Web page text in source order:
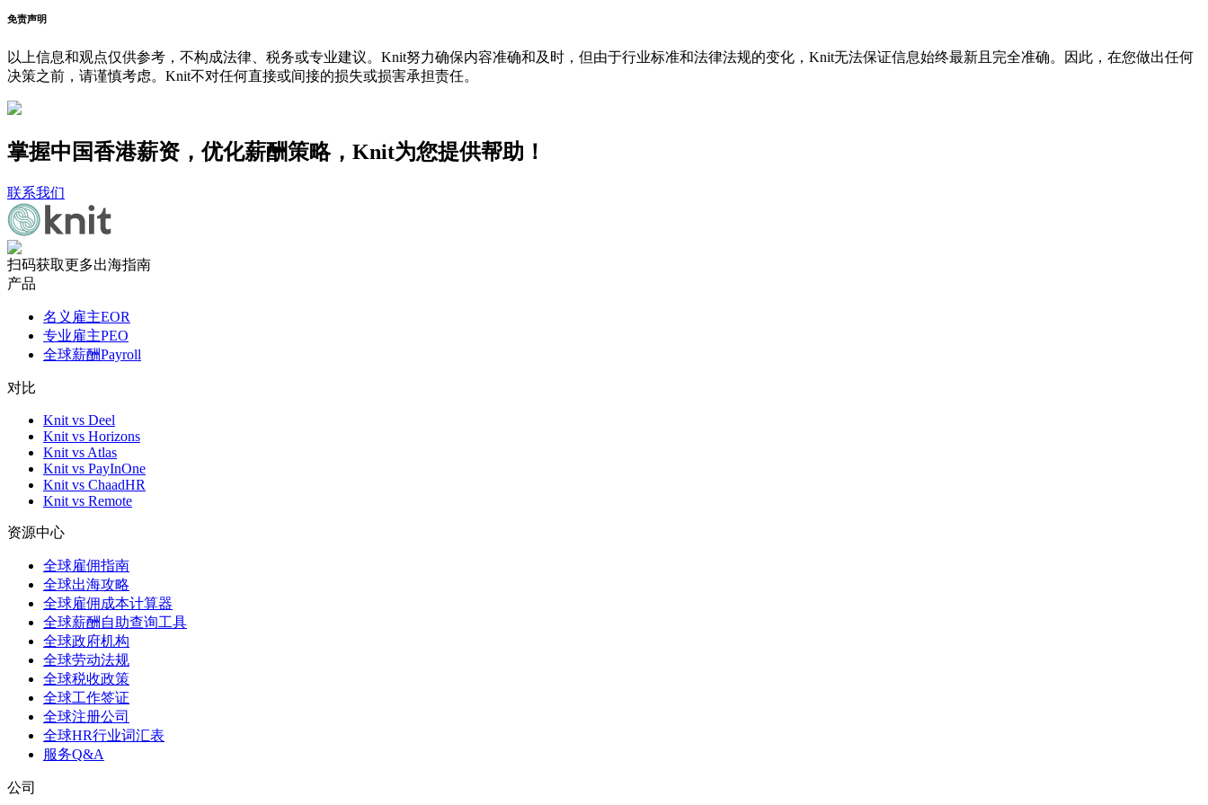
免责声明
以上信息和观点仅供参考，不构成法律、税务或专业建议。Knit努力确保内容准确和及时，但由于行业标准和法律法规的变化，Knit无法保证信息始终最新且完全准确。因此，在您做出任何
决策之前，请谨慎考虑。Knit不对任何直接或间接的损失或损害承担责任。
掌握中国香港薪资，优化薪酬策略，Knit为您提供帮助！
联系我们
扫码获取更多出海指南
产品
名义雇主EOR
专业雇主PEO
全球薪酬Payroll
对比
Knit vs Deel
Knit vs Horizons
Knit vs Atlas
Knit vs PayInOne
Knit vs ChaadHR
Knit vs Remote
资源中心
全球雇佣指南
全球出海攻略
全球雇佣成本计算器
全球薪酬自助查询工具
全球政府机构
全球劳动法规
全球税收政策
全球工作签证
全球注册公司
全球HR行业词汇表
服务Q&A
公司